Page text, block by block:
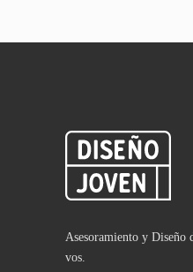
Asesoramiento y Diseño
vos.